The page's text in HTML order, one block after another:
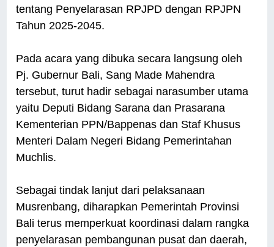
tentang Penyelarasan RPJPD dengan RPJPN
Tahun 2025-2045.
Pada acara yang dibuka secara langsung oleh
Pj. Gubernur Bali, Sang Made Mahendra
tersebut, turut hadir sebagai narasumber utama
yaitu Deputi Bidang Sarana dan Prasarana
Kementerian PPN/Bappenas dan Staf Khusus
Menteri Dalam Negeri Bidang Pemerintahan
Muchlis.
Sebagai tindak lanjut dari pelaksanaan
Musrenbang, diharapkan Pemerintah Provinsi
Bali terus memperkuat koordinasi dalam rangka
penyelarasan pembangunan pusat dan daerah,